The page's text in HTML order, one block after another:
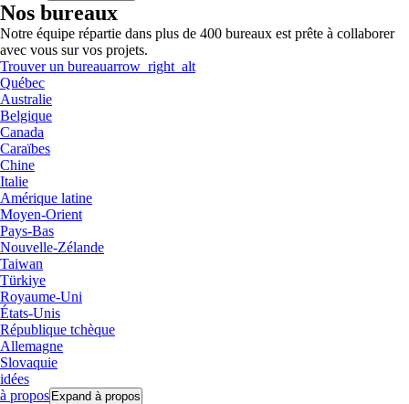
Nos bureaux
Notre équipe répartie dans plus de 400 bureaux est prête à collaborer
avec vous sur vos projets.
Trouver un bureauarrow_right_alt
Québec
Australie
Belgique
Canada
Caraïbes
Chine
Italie
Amérique latine
Moyen-Orient
Pays-Bas
Nouvelle-Zélande
Taiwan
Türkiye
Royaume-Uni
États-Unis
République tchèque
Allemagne
Slovaquie
idées
à propos Expand à propos